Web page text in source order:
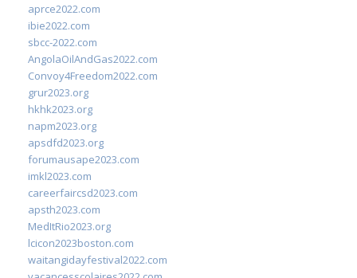
aprce2022.com
ibie2022.com
sbcc-2022.com
AngolaOilAndGas2022.com
Convoy4Freedom2022.com
grur2023.org
hkhk2023.org
napm2023.org
apsdfd2023.org
forumausape2023.com
imkl2023.com
careerfaircsd2023.com
apsth2023.com
MedItRio2023.org
lcicon2023boston.com
waitangidayfestival2022.com